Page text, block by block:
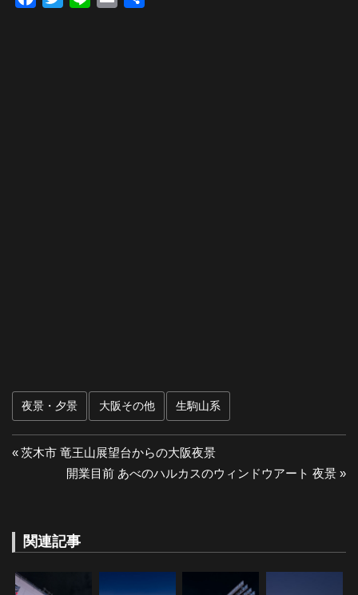
夜景・夕景 大阪その他 生駒山系
投
ビ
ゲ
前
茨木市 竜王山展望台からの大阪夜景
次
稿:
開業目前 あべのハルカスのウィンドウアート 夜景
関連記事